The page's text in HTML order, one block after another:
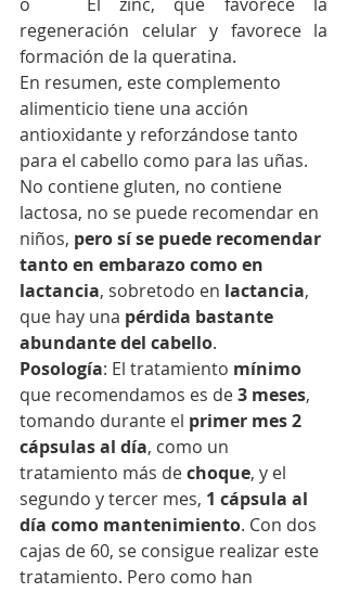
regeneración celular y favorece la
formación de la queratina.
En resumen, este complemento
alimenticio tiene una acción
antioxidante y reforzándose tanto
para el cabello como para las uñas.
No contiene gluten, no contiene
lactosa, no se puede recomendar en
niños, pero sí se puede recomendar
tanto en embarazo como en
lactancia, sobretodo en lactancia,
que hay una pérdida bastante
abundante del cabello.
Posología: El tratamiento mínimo
que recomendamos es de 3 meses,
tomando durante el primer mes 2
cápsulas al día, como un
tratamiento más de choque, y el
segundo y tercer mes, 1 cápsula al
día como mantenimiento. Con dos
cajas de 60, se consigue realizar este
tratamiento. Pero como han